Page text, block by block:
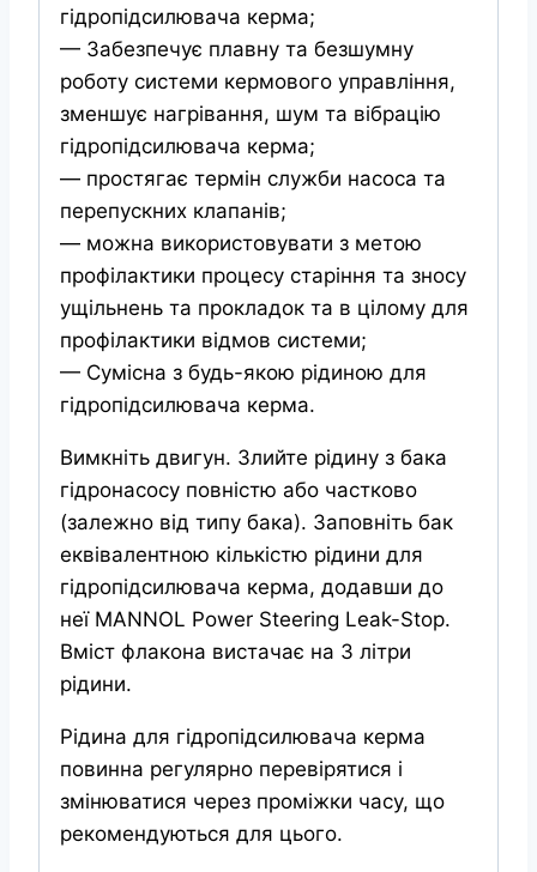
гідропідсилювача керма;
— Забезпечує плавну та безшумну
роботу системи кермового управління,
зменшує нагрівання, шум та вібрацію
гідропідсилювача керма;
— простягає термін служби насоса та
перепускних клапанів;
— можна використовувати з метою
профілактики процесу старіння та зносу
ущільнень та прокладок та в цілому для
профілактики відмов системи;
— Сумісна з будь-якою рідиною для
гідропідсилювача керма.
Вимкніть двигун. Злийте рідину з бака
гідронасосу повністю або частково
(залежно від типу бака). Заповніть бак
еквівалентною кількістю рідини для
гідропідсилювача керма, додавши до
неї MANNOL Power Steering Leak-Stop.
Вміст флакона вистачає на 3 літри
рідини.
Рідина для гідропідсилювача керма
повинна регулярно перевірятися і
змінюватися через проміжки часу, що
рекомендуються для цього.